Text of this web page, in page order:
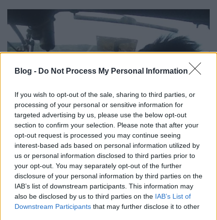
Blog - Do Not Process My Personal Information
If you wish to opt-out of the sale, sharing to third parties, or
processing of your personal or sensitive information for
targeted advertising by us, please use the below opt-out
section to confirm your selection. Please note that after your
opt-out request is processed you may continue seeing
interest-based ads based on personal information utilized by
us or personal information disclosed to third parties prior to
your opt-out. You may separately opt-out of the further
disclosure of your personal information by third parties on the
IAB’s list of downstream participants. This information may
also be disclosed by us to third parties on the IAB’s List of
Downstream Participants that may further disclose it to other